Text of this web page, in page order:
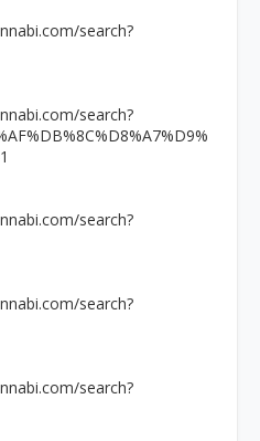
search?
search?
search?
search?
search?